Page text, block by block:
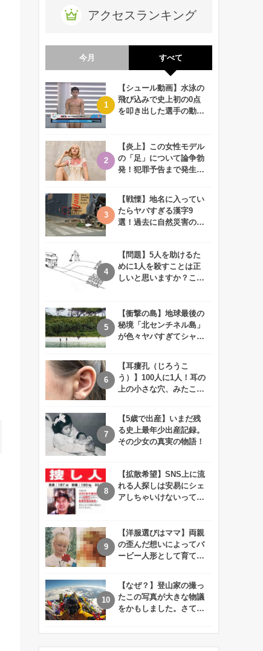
アクセスランキング
今月 すべて
【シュール動画】水泳の
飛び込みで史上初の0点
を叩き出した選手の動画
【炎上】この女性モデル
の「足」について論争勃
発！犯罪予告まで発生す
【戦慄】地名に入ってい
たらヤバすぎる漢字9
選！過去に自然災害の歴
【問題】5人を助けるた
めに1人を殺すことは正
しいと思いますか？この
【衝撃の島】地球最後の
秘境「北センチネル島」
が色々ヤバすぎてシャレ
【耳瘻孔（じろうこ
う）】100人に1人！耳の
上の小さな穴、みたこと
【5歳で出産】いまだ残
る史上最年少出産記録。
その少女の真実の物語！
【拡散希望】SNS上に流
れる人探しは安易にシェ
アしちゃいけないって知
【洋服選びはママ】両親
の歪んだ想いによってバ
ービー人形として育てら
【なぜ？】登山家の撮っ
たこの写真が大きな物議
をかもしました。さて、